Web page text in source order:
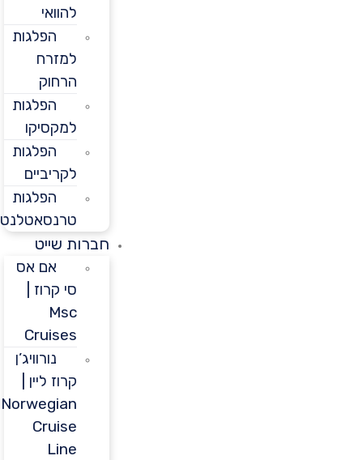
הפלגות
למזרח
הרחוק
הפלגות
למקסיקו
הפלגות
לקריביים
הפלגות
טרנסאטלנטיות
חברות שייט
אם אס
סי קרוז |
Cruises
נורוויג’ן
קרוז ליין |
Norwegian
Cruise